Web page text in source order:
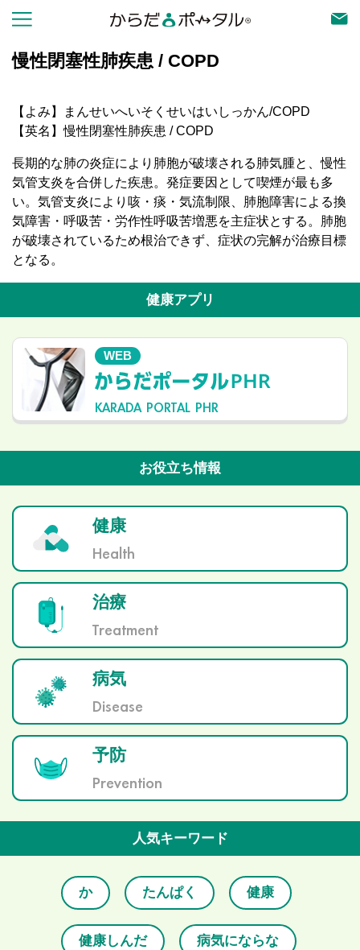
慢性閉塞性肺疾患 / COPD
【よみ】まんせいへいそくせいはいしっかん/COPD
【英名】慢性閉塞性肺疾患 / COPD
長期的な肺の炎症により肺胞が破壊される肺気腫と、慢性
気管支炎を合併した疾患。発症要因として喫煙が最も多
い。気管支炎により咳・痰・気流制限、肺胞障害による換
気障害・呼吸苦・労作性呼吸苦増悪を主症状とする。肺胞
が破壊されているため根治できず、症状の完解が治療目標
となる。
健康アプリ
WEB
KARADA PORTAL PHR
お役立ち情報
健康
Health
治療
Treatment
病気
Disease
予防
Prevention
人気キーワード
か たんぱく 健康
健康しんだ 病気にならな